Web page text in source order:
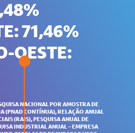
71,46%
OESTE:
NACIONAL POR AMOSTRA DE
(PNAD CONTÍNUA), RELAÇÃO ANUAL
(RAIS), PESQUISA ANUAL DE
INDUSTRIAL ANUAL – EMPRESA